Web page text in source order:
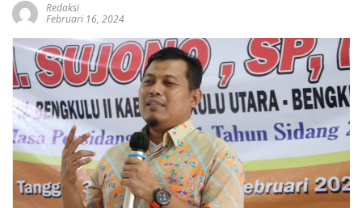
Redaksi
Februari 16, 2024